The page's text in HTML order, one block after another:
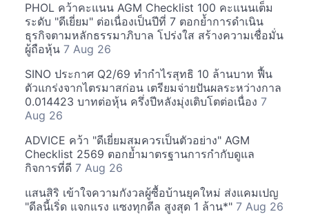
PHOL คว้าคะแนน AGM Checklist 100 คะแนนเต็ม
ระดับ "ดีเยี่ยม" ต่อเนื่องเป็นปีที่ 7 ตอกย้ำการดำเนิน
ธุรกิจตามหลักธรรมาภิบาล โปร่งใส สร้างความเชื่อมั่น
ผู้ถือหุ้น 7 Aug 26
SINO ประกาศ Q2/69 ทำกำไรสุทธิ 10 ล้านบาท ฟื้น
ตัวแกร่งจากไตรมาสก่อน เตรียมจ่ายปันผลระหว่างกาล
0.014423 บาทต่อหุ้น ครึ่งปีหลังมุ่งเติบโตต่อเนื่อง 7
Aug 26
ADVICE คว้า "ดีเยี่ยมสมควรเป็นตัวอย่าง" AGM
Checklist 2569 ตอกย้ำมาตรฐานการกำกับดูแล
กิจการที่ดี 7 Aug 26
แสนสิริ เข้าใจความกังวลผู้ซื้อบ้านยุคใหม่ ส่งแคมเปญ
"ดีลนี้เริ่ด แจกแรง แซงทุกดีล สูงสุด 1 ล้าน*" 7 Aug 26